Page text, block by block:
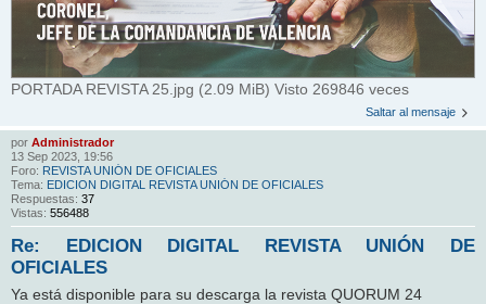
PORTADA REVISTA 25.jpg (2.09 MiB) Visto 269846 veces
Saltar al mensaje
por Administrador
13 Sep 2023, 19:56
Foro: REVISTA UNIÓN DE OFICIALES
Tema: EDICION DIGITAL REVISTA UNIÓN DE OFICIALES
Respuestas: 37
Vistas: 556488
Re: EDICION DIGITAL REVISTA UNIÓN DE
OFICIALES
Ya está disponible para su descarga la revista QUORUM 24